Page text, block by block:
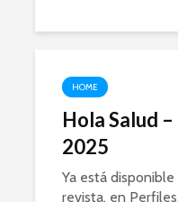
HOME
Hola Salud
2025
Ya está
revista, en